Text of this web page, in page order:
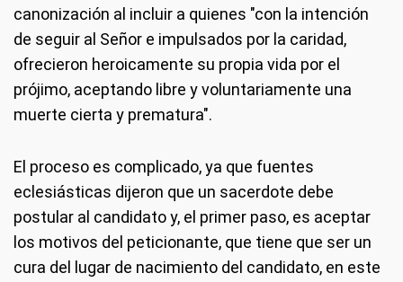
canonización al incluir a quienes "con la intención
de seguir al Señor e impulsados por la caridad,
ofrecieron heroicamente su propia vida por el
prójimo, aceptando libre y voluntariamente una
muerte cierta y prematura".
El proceso es complicado, ya que fuentes
eclesiásticas dijeron que un sacerdote debe
postular al candidato y, el primer paso, es aceptar
los motivos del peticionante, que tiene que ser un
cura del lugar de nacimiento del candidato, en este